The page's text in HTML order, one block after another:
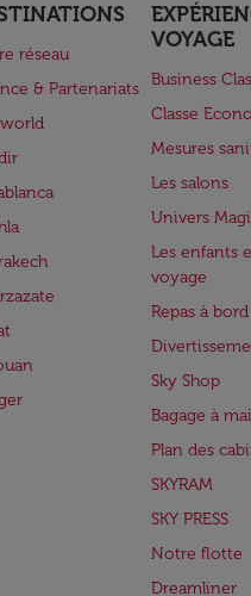
réseau
& Partenariats
VOYAGE
Business
Classe
Mesures
Les salons
Univers
Les enfants
voyage
Repas à bord
Sky Shop
Bagage à
Plan des
SKYRAM
SKY PRESS
Notre flotte
Dreamliner